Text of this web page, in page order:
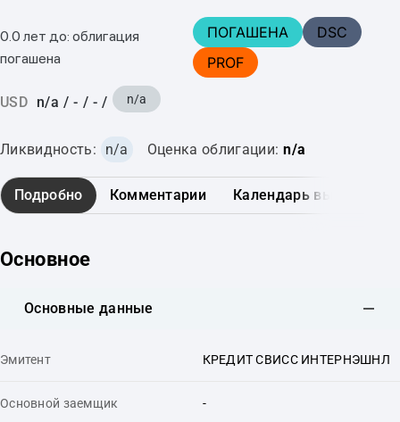
0.0 лет до: облигация
погашена
ПОГАШЕНА
DSC
PROF
USD n/a / - / - / n/a
Ликвидность: n/a Оценка облигации: n/a
Подробно Комментарии Календарь выплат
Основное
Основные данные
Эмитент КРЕДИТ СВИСС ИНТЕРНЭШНЛ
Основной заемщик -